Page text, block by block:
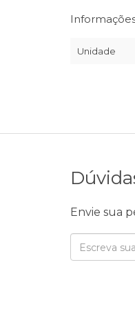
Unidade
Envie sua